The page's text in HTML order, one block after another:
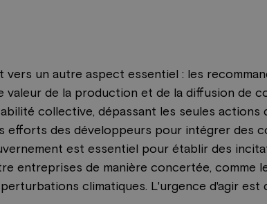
un autre aspect essentiel : les
valeur de la production et de la diffusion de
collective, dépassant les seules actions
efforts des développeurs pour intégrer des
est essentiel pour établir des
entreprises de manière concertée, comme
climatiques. L'urgence d'agir est